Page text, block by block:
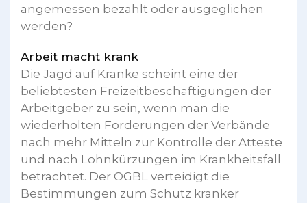
angemessen bezahlt oder ausgeglichen
werden?
Arbeit macht krank
Die Jagd auf Kranke scheint eine der
beliebtesten Freizeitbeschäftigungen der
Arbeitgeber zu sein, wenn man die
wiederholten Forderungen der Verbände
nach mehr Mitteln zur Kontrolle der Atteste
und nach Lohnkürzungen im Krankheitsfall
betrachtet. Der OGBL verteidigt die
Bestimmungen zum Schutz kranker